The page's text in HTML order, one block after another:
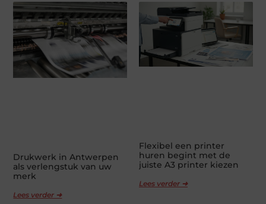
Drukwerk in Antwerpen
als verlengstuk van uw
merk
Lees verder ➜
Flexibel een printer
huren begint met de
juiste A3 printer kiezen
Lees verder ➜